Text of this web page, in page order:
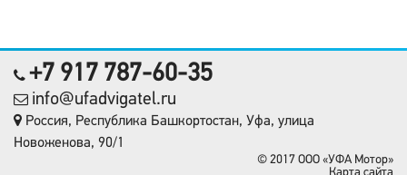
+7 917 787-60-35
info@ufadvigatel.ru
Россия, Республика Башкортостан, Уфа, улица
Новоженова, 90/1
© 2017 OOO «УФА Мотор»